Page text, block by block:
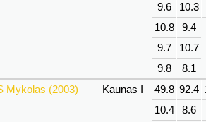
9.6
10.3
10.8
9.4
9.7
10.7
9.8
8.1
Mykolas (2003) Kaunas I 49.8 92.4
10.4
8.6